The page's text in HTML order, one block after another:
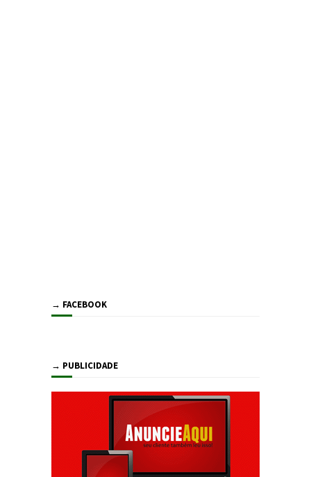
→ FACEBOOK
→ PUBLICIDADE